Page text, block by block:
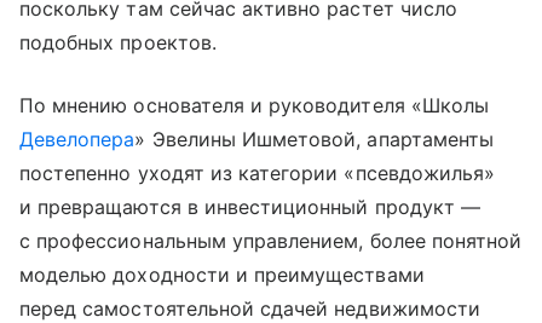
поскольку там сейчас активно растет число
подобных проектов.
По мнению основателя и руководителя «Школы
Девелопера» Эвелины Ишметовой, апартаменты
постепенно уходят из категории «псевдожилья»
и превращаются в инвестиционный продукт —
с профессиональным управлением, более понятной
моделью доходности и преимуществами
перед самостоятельной сдачей недвижимости